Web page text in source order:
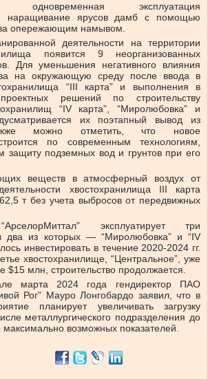
одновременная эксплуатация
наращивание ярусов дамб с помощью
опережающим намывом.
деятельности на территории
появится 9 неорганизованных
Для уменьшения негативного влияния
на окружающую среду после ввода в
“III карта” и выполнения в
решений по строительству
“IV карта”, “Миролюбовка” и
их поэтапный вывод из
можно отметить, что новое
по современным технологиям,
защиту подземных вод и грунтов при его
веществ в атмосферный воздух от
хвостохранилища III карта
т без учета выбросов от передвижных
эксплуатирует три
два из которых — “Миролюбовка” и “IV
инвестировать в течение 2020-2024 гг.
хвостохранилище, “Центральное”, уже
$15 млн, строительство продолжается.
марта 2024 года гендиректор ПАО
Рог” Мауро Лонгобардо заявил, что в
планирует увеличивать загрузку
металлургического подразделения до
возможных показателей.